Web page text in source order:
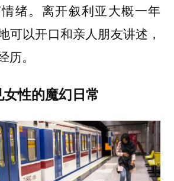
绪。离开叙利亚大概一年
可以开口和亲人朋友讲述，
。
性的魔幻日常